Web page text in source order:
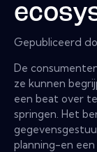
Gepubliceerd
De
ze kunnen
een beat over
springen. Het
planning-en